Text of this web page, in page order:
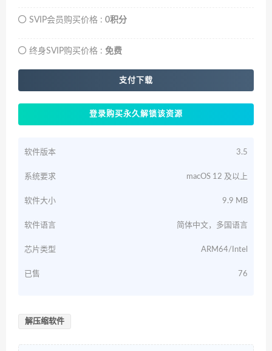
SVIP会员购买价格 : 0积分
终身SVIP购买价格 : 免费
支付下载
登录购买永久解锁该资源
软件版本 3.5
系统要求 macOS 12 及以上
软件大小 9.9 MB
软件语言 简体中文，多国语言
芯片类型 ARM64/Intel
已售 76
解压缩软件